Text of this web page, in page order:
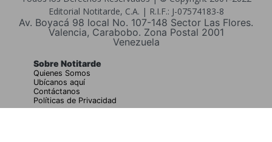
Editorial Notitarde, C.A. | R.I.F.: J-07574183-8
Av. Boyacá 98 local No. 107-148 Sector Las Flores.
Valencia, Carabobo. Zona Postal 2001
Venezuela
Sobre Notitarde
Quienes Somos
Ubícanos aquí
Contáctanos
Políticas de Privacidad